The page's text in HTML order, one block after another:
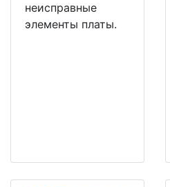
неисправные
элементы платы.